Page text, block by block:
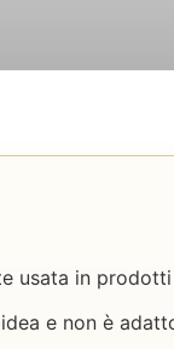
usata in
e non è